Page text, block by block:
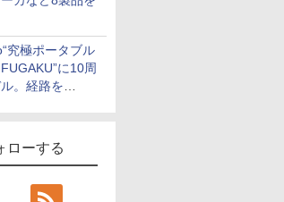
究極ポータブル
に10周
。経路を
ローする